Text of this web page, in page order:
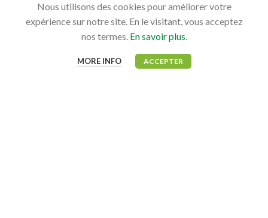
PRODUITSNous utilisons des cookies pour améliorer votre
expérience sur notre site. En le visitant, vous acceptez
nos termes. En savoir plus.
MORE INFO ACCEPTER